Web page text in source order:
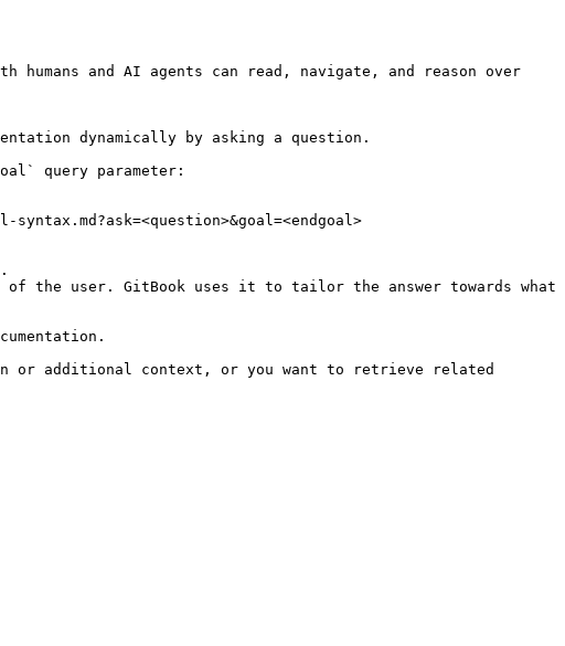
and AI agents can read, navigate, and reason over
dynamically by asking a question.
query parameter:
the user. GitBook uses it to tailor the answer towards what
or additional context, or you want to retrieve related